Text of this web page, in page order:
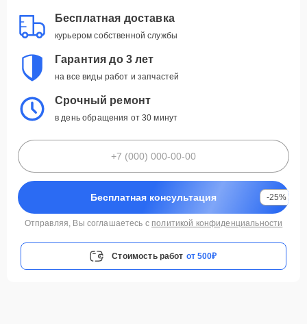
Бесплатная доставка
курьером собственной службы
Гарантия до 3 лет
на все виды работ и запчастей
Срочный ремонт
в день обращения от 30 минут
Бесплатная консультация -25%
Отправляя, Вы соглашаетесь с политикой конфиденциальности
Стоимость работ от 500₽